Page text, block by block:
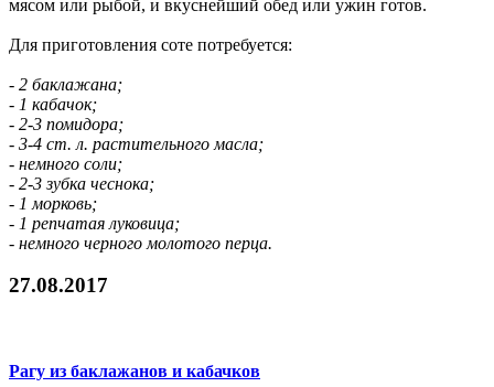
мясом или рыбой, и вкуснейший обед или ужин готов.
Для приготовления соте потребуется:
- 2 баклажана;
- 1 кабачок;
- 2-3 помидора;
- 3-4 ст. л. растительного масла;
- немного соли;
- 2-3 зубка чеснока;
- 1 морковь;
- 1 репчатая луковица;
- немного черного молотого перца.
27.08.2017
Рагу из баклажанов и кабачков